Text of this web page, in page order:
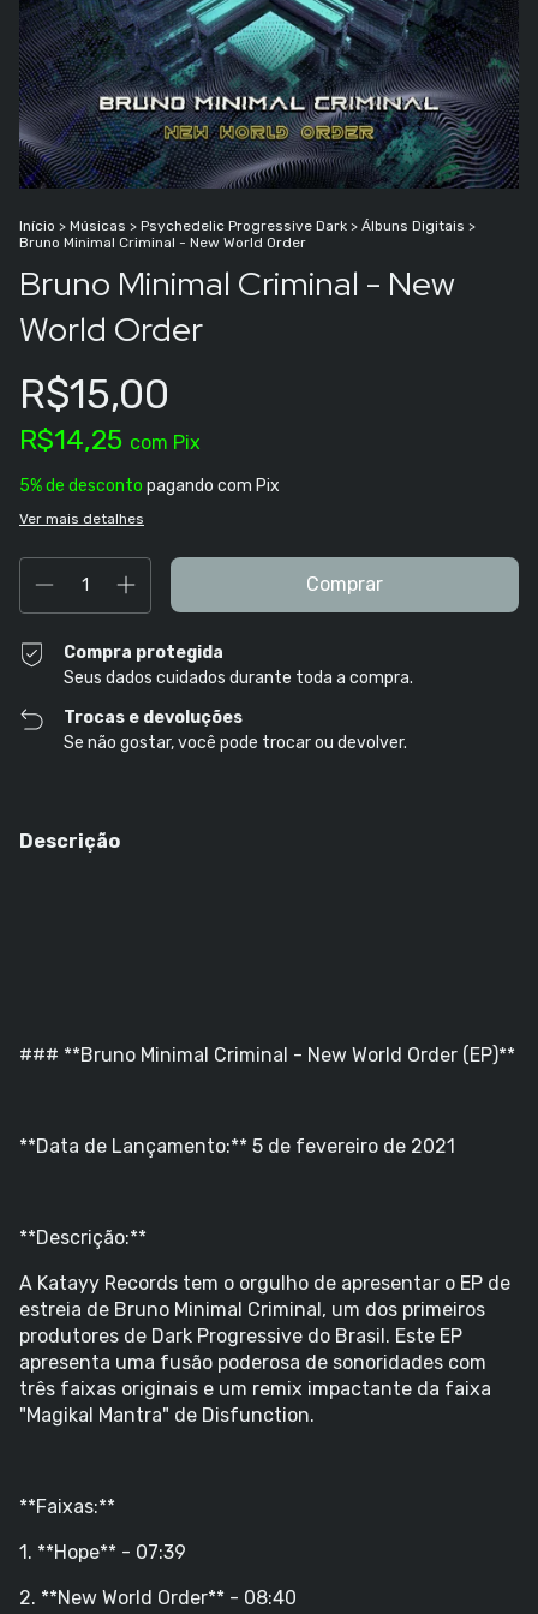
Início > Músicas > Psychedelic Progressive Dark > Álbuns Digitais >
Bruno Minimal Criminal - New World Order
Bruno Minimal Criminal - New
World Order
R$15,00
R$14,25 com Pix
5% de desconto pagando com Pix
Ver mais detalhes
Compra protegida
Seus dados cuidados durante toda a compra.
Trocas e devoluções
Se não gostar, você pode trocar ou devolver.
Descrição
### **Bruno Minimal Criminal - New World Order (EP)**
**Data de Lançamento:** 5 de fevereiro de 2021
**Descrição:**
A Katayy Records tem o orgulho de apresentar o EP de
estreia de Bruno Minimal Criminal, um dos primeiros
produtores de Dark Progressive do Brasil. Este EP
apresenta uma fusão poderosa de sonoridades com
três faixas originais e um remix impactante da faixa
"Magikal Mantra" de Disfunction.
**Faixas:**
1. **Hope** - 07:39
2. **New World Order** - 08:40